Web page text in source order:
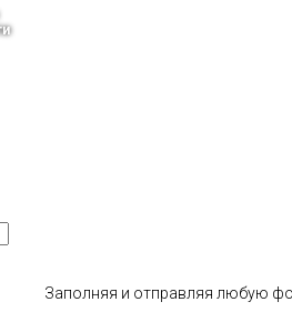
Заполняя и отправляя любую